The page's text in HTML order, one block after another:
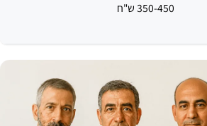
350-450 ש"ח